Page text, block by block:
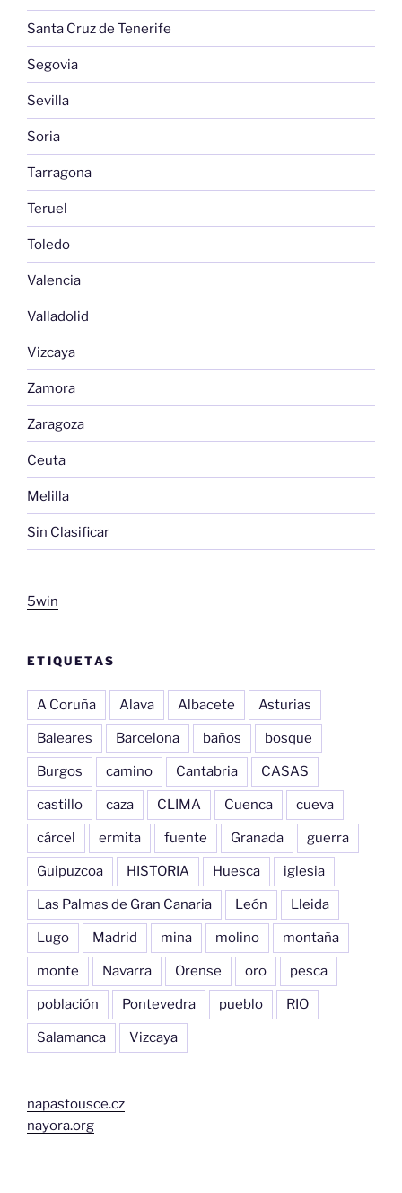
Santa Cruz de Tenerife
Segovia
Sevilla
Soria
Tarragona
Teruel
Toledo
Valencia
Valladolid
Vizcaya
Zamora
Zaragoza
Ceuta
Melilla
Sin Clasificar
5win
ETIQUETAS
A Coruña Alava Albacete Asturias
Baleares Barcelona baños bosque
Burgos camino Cantabria CASAS
castillo caza CLIMA Cuenca cueva
cárcel ermita fuente Granada guerra
Guipuzcoa HISTORIA Huesca iglesia
Las Palmas de Gran Canaria León Lleida
Lugo Madrid mina molino montaña
monte Navarra Orense oro pesca
población Pontevedra pueblo RIO
Salamanca Vizcaya
napastousce.cz
nayora.org